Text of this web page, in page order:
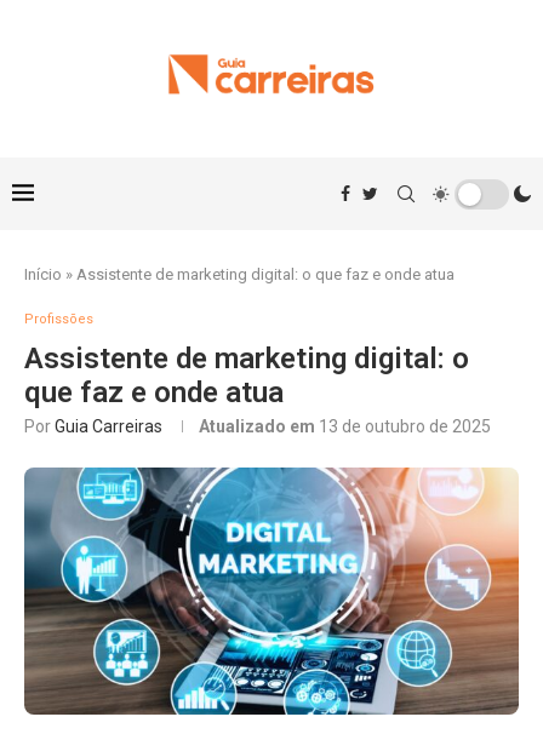
Início » Assistente de marketing digital: o que faz e onde atua
Profissões
Assistente de marketing digital: o
que faz e onde atua
PorGuia Carreiras Atualizado em 13 de outubro de 2025